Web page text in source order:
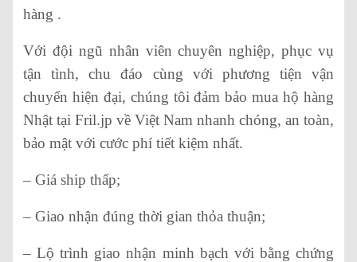
hàng .
Với đội ngũ nhân viên chuyên nghiệp, phục vụ
tận tình, chu đáo cùng với phương tiện vận
chuyển hiện đại, chúng tôi đảm bảo mua hộ hàng
Nhật tại Fril.jp về Việt Nam nhanh chóng, an toàn,
bảo mật với cước phí tiết kiệm nhất.
– Giá ship thấp;
– Giao nhận đúng thời gian thỏa thuận;
– Lộ trình giao nhận minh bạch với bằng chứng